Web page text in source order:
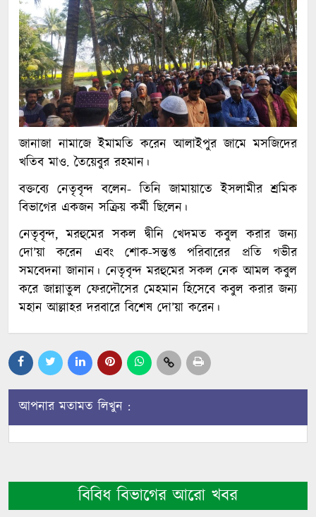
জানাজা নামাজে ইমামতি করেন আলাইপুর জামে মসজিদের
খতিব মাও. তৈয়েবুর রহমান।
বক্তব্যে নেতৃবৃন্দ বলেন- তিনি জামায়াতে ইসলামীর শ্রমিক
বিভাগের একজন সক্রিয় কর্মী ছিলেন।
নেতৃবৃন্দ, মরহুমের সকল দ্বীনি খেদমত কবুল করার জন্য
দো’য়া করেন এবং শোক-সন্তপ্ত পরিবারের প্রতি গভীর
সমবেদনা জানান। নেতৃবৃন্দ মরহুমের সকল নেক আমল কবুল
করে জান্নাতুল ফেরদৌসের মেহমান হিসেবে কবুল করার জন্য
মহান আল্লাহর দরবারে বিশেষ দো’য়া করেন।
আপনার মতামত লিখুন :
বিবিধ বিভাগের আরো খবর